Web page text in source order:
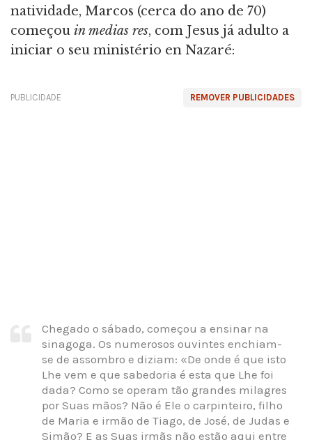
natividade, Marcos (cerca do ano de 70)
começou in medias res, com Jesus já adulto a
iniciar o seu ministério en Nazaré:
REMOVER PUBLICIDADES
PUBLICIDADE
Chegado o sábado, começou a ensinar na
sinagoga. Os numerosos ouvintes enchiam-
se de assombro e diziam: «De onde é que isto
Lhe vem e que sabedoria é esta que Lhe foi
dada? Como se operam tão grandes milagres
por Suas mãos? Não é Ele o carpinteiro, filho
de Maria e irmão de Tiago, de José, de Judas e
Simão? E as Suas irmãs não estão aqui entre